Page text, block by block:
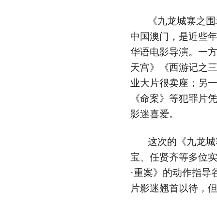
《九龙城寨之
中国澳门，是近些
华语电影导演。一
天宫》《西游记之
业大片很卖座；另
《命案》等犯罪片
影迷喜爱。
这次的《九龙
宝、任贤齐等多位
·重案》的动作指导
片影迷翘首以待，